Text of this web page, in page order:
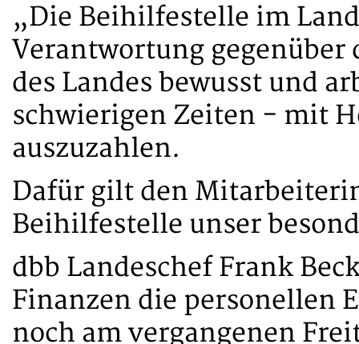
„Die Beihilfestelle im
Verantwortung gegenüber
des Landes bewusst und
schwierigen Zeiten - mit
auszuzahlen.
Dafür gilt den
Beihilfestelle unser
dbb Landeschef Frank
Finanzen die personellen
noch am vergangenen